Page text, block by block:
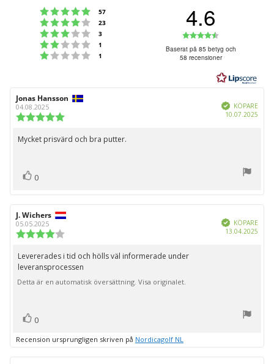
Betyg: 5 utav 5 stjärnor
57
Betyg: 4 utav 5 stjärnor
23
Betyg: 3 utav 5 stjärnor
3
Betyg: 2 utav 5 stjärnor
1
Betyg: 1 utav 5 stjärnor
1
4.6
4.6
utav
5
Baserat på 85 betyg och
58 recensioner
Recensionsförfattare:
Jonas Hansson
04.08.2025
utav
5
Bekräftad
KÖPARE
10.07.2025
Recensionstext:
Mycket prisvärd och bra putter.
Rösta
upp
0
Recensionsförfattare:
J. Wichers
05.05.2025
utav
5
stjärnor
Bekräftad
KÖPARE
13.04.2025
Recensionstext:
Levererades i tid och hölls väl informerade under
leveransprocessen
Detta är en automatisk översättning. Visa originalet.
Rösta
0
Recension ursprungligen skriven på Nordicagolf NL